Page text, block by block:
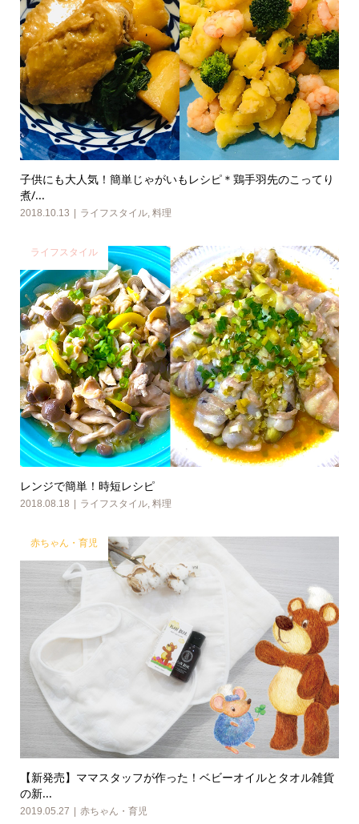
子供にも大人気！簡単じゃがいもレシピ＊鶏手羽先のこってり
煮/...
2018.10.13 ライフスタイル, 料理
ライフスタイル
レンジで簡単！時短レシピ
2018.08.18 ライフスタイル, 料理
赤ちゃん・育児
【新発売】ママスタッフが作った！ベビーオイルとタオル雑貨
の新...
2019.05.27 赤ちゃん・育児